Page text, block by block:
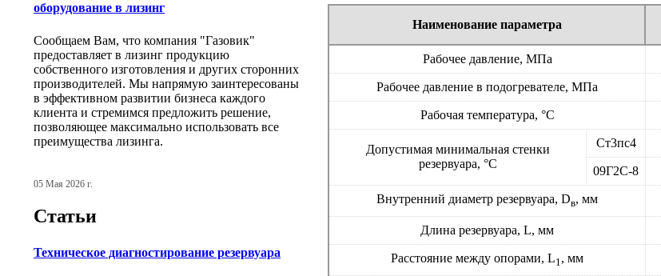
оборудование в лизинг
Сообщаем Вам, что компания "Газовик"
предоставляет в лизинг продукцию
собственного изготовления и других сторонних
производителей. Мы напрямую заинтересованы
в эффективном развитии бизнеса каждого
клиента и стремимся предложить решение,
позволяющее максимально использовать все
преимущества лизинга.
05 Мая 2026 г.
Статьи
Техническое диагностирование резервуара
Наименование параметра
Рабочее давление, МПа
Рабочее давление в подогревателе, МПа
Рабочая температура, °С
Допустимая минимальная стенки
резервуара, °С
Ст3пс4
09Г2С-8
Внутренний диаметр резервуара, Dв, мм
Длина резервуара, L, мм
Расстояние между опорами, L1, мм